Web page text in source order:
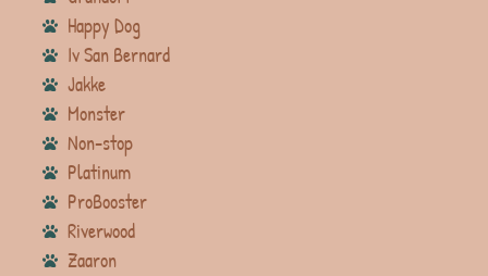
Happy Dog
Iv San Bernard
Jakke
Monster
Non-stop
Platinum
ProBooster
Riverwood
Zaaron